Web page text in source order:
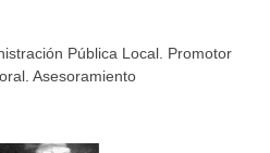
Pública Local. Promotor
Asesoramiento